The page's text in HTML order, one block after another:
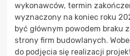
wykonawców, termin
wyznaczony na koniec roku
być głównym powodem braku
strony firm budowlanych.
do podjęcia się realizacji